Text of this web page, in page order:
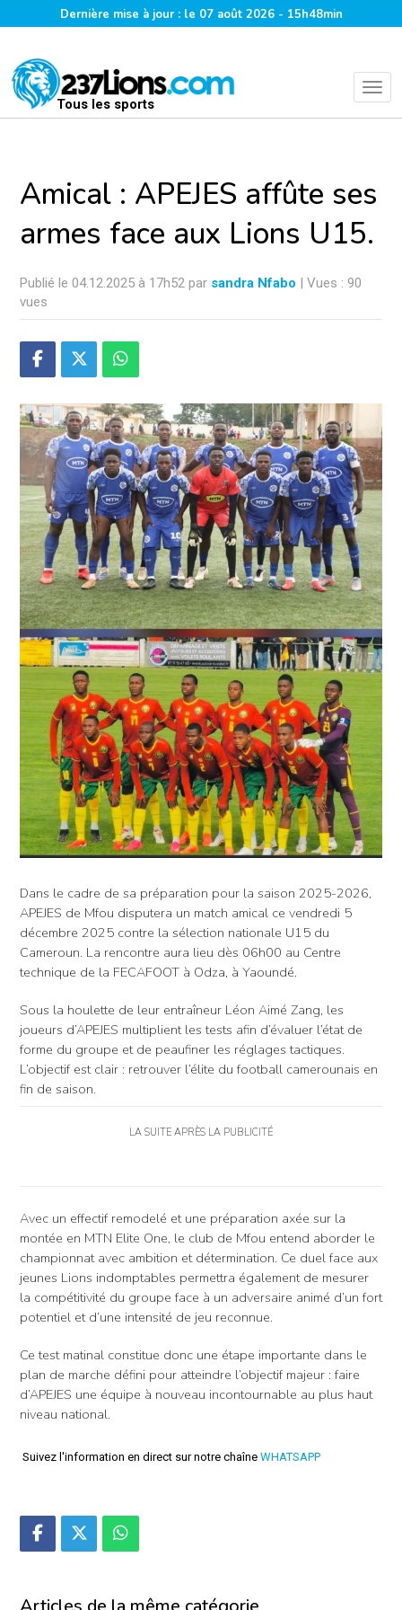
Dernière mise à jour : le 07 août 2026 - 15h48min
Tous les sports
Amical : APEJES affûte ses
armes face aux Lions U15.
Publié le 04.12.2025 à 17h52 par sandra Nfabo | Vues : 90
vues
Dans le cadre de sa préparation pour la saison 2025-2026,
APEJES de Mfou disputera un match amical ce vendredi 5
décembre 2025 contre la sélection nationale U15 du
Cameroun. La rencontre aura lieu dès 06h00 au Centre
technique de la FECAFOOT à Odza, à Yaoundé.
Sous la houlette de leur entraîneur Léon Aimé Zang, les
joueurs d’APEJES multiplient les tests afin d’évaluer l’état de
forme du groupe et de peaufiner les réglages tactiques.
L’objectif est clair : retrouver l’élite du football camerounais en
fin de saison.
LA SUITE APRÈS LA PUBLICITÉ
Avec un effectif remodelé et une préparation axée sur la
montée en MTN Elite One, le club de Mfou entend aborder le
championnat avec ambition et détermination. Ce duel face aux
jeunes Lions indomptables permettra également de mesurer
la compétitivité du groupe face à un adversaire animé d’un fort
potentiel et d’une intensité de jeu reconnue.
Ce test matinal constitue donc une étape importante dans le
plan de marche défini pour atteindre l’objectif majeur : faire
d’APEJES une équipe à nouveau incontournable au plus haut
niveau national.
Suivez l'information en direct sur notre chaîne WHATSAPP